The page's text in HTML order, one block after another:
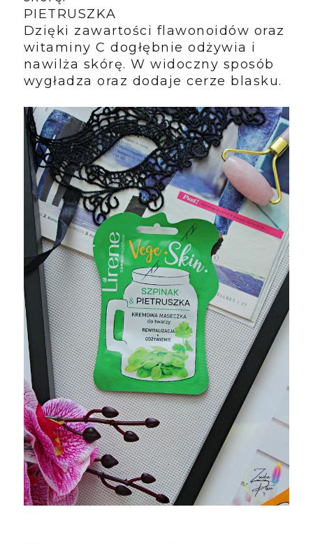
PIETRUSZKA
Dzięki zawartości flawonoidów oraz
witaminy C dogłębnie odżywia i
nawilża skórę. W widoczny sposób
wygładza oraz dodaje cerze blasku.